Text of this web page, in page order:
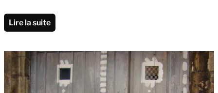
Lire la suite